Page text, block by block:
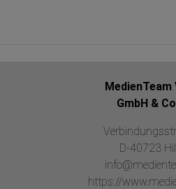
MedienTeam
GmbH &
D-40723
https://